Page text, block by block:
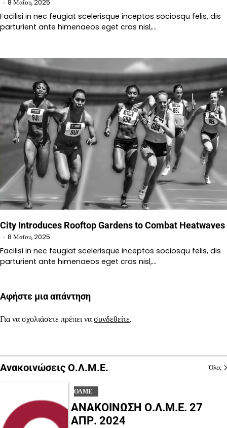
8 Μαΐου, 2025
Facilisi in nec feugiat scelerisque inceptos sociosqu felis, dis
parturient ante himenaeos eget cras nisl,…
City Introduces Rooftop Gardens to Combat Heatwaves
8 Μαΐου, 2025
Facilisi in nec feugiat scelerisque inceptos sociosqu felis, dis
parturient ante himenaeos eget cras nisl,…
Αφήστε μια απάντηση
Για να σχολιάσετε πρέπει νασυνδεθείτε.
Ανακοινώσεις Ο.Λ.Μ.Ε. Όλες
ΟΛΜΕ
ΑΝΑΚΟΙΝΩΣΗ Ο.Λ.Μ.Ε. 27
ΑΠΡ. 2024